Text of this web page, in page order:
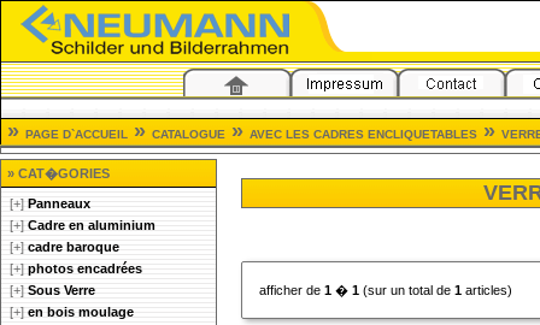
» PAGE D`ACCUEIL » CATALOGUE » AVEC LES CADRES ENCLIQUETABLES »
» CAT�GORIES
[+] Panneaux
[+] Cadre en aluminium
[+] cadre baroque
[+] photos encadrées
[+] Sous Verre
[+] en bois moulage
afficher de 1� 1(sur un total de 1articles)